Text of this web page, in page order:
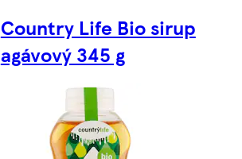
Country Life Bio sirup
agávový 345 g